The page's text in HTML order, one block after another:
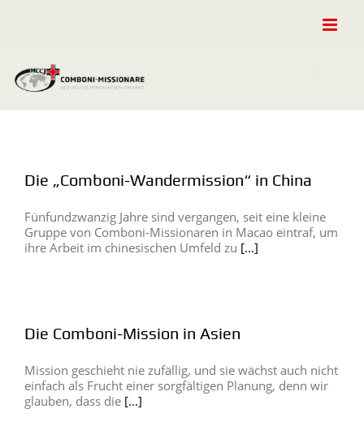
Die „Comboni-Wandermission“ in China
Fünfundzwanzig Jahre sind vergangen, seit eine kleine
Gruppe von Comboni-Missionaren in Macao eintraf, um
ihre Arbeit im chinesischen Umfeld zu [...]
Die Comboni-Mission in Asien
Mission geschieht nie zufällig, und sie wächst auch nicht
einfach als Frucht einer sorgfältigen Planung, denn wir
glauben, dass die [...]